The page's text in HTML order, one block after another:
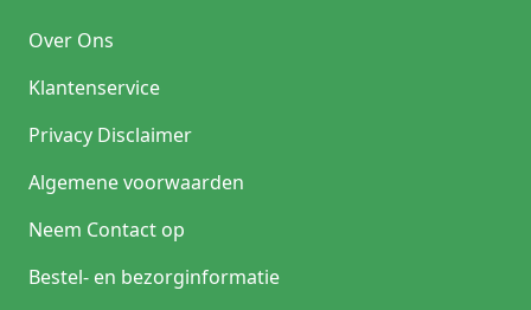
Over Ons
Klantenservice
Privacy Disclaimer
Algemene voorwaarden
Neem Contact op
Bestel- en bezorginformatie